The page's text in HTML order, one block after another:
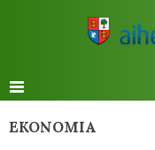
EKONOMIA